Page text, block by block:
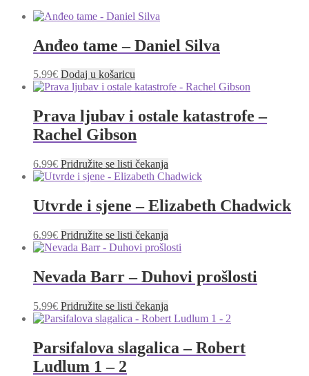
Anđeo tame – Daniel Silva
5.99€ Dodaj u košaricu
Prava ljubav i ostale katastrofe –
Rachel Gibson
6.99€ Pridružite se listi čekanja
Utvrde i sjene – Elizabeth Chadwick
6.99€ Pridružite se listi čekanja
Nevada Barr – Duhovi prošlosti
5.99€ Pridružite se listi čekanja
Parsifalova slagalica – Robert
Ludlum 1 – 2